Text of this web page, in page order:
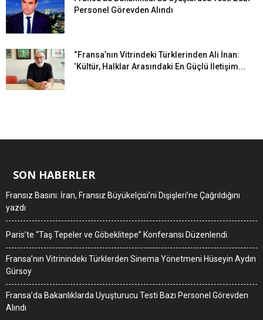
Personel Görevden Alındı
“Fransa’nın Vitrindeki Türklerinden Ali İnan:
‘Kültür, Halklar Arasındaki En Güçlü İletişim...
SON HABERLER
Fransız Basını: İran, Fransız Büyükelçisi’ni Dışişleri’ne Çağrıldığını
yazdı
Paris’te “Taş Tepeler ve Göbeklitepe” Konferansı Düzenlendi.
Fransa’nın Vitrinindeki Türklerden Sinema Yönetmeni Hüseyin Aydın
Gürsoy
Fransa’da Bakanlıklarda Uyuşturucu Testi Bazı Personel Görevden
Alındı